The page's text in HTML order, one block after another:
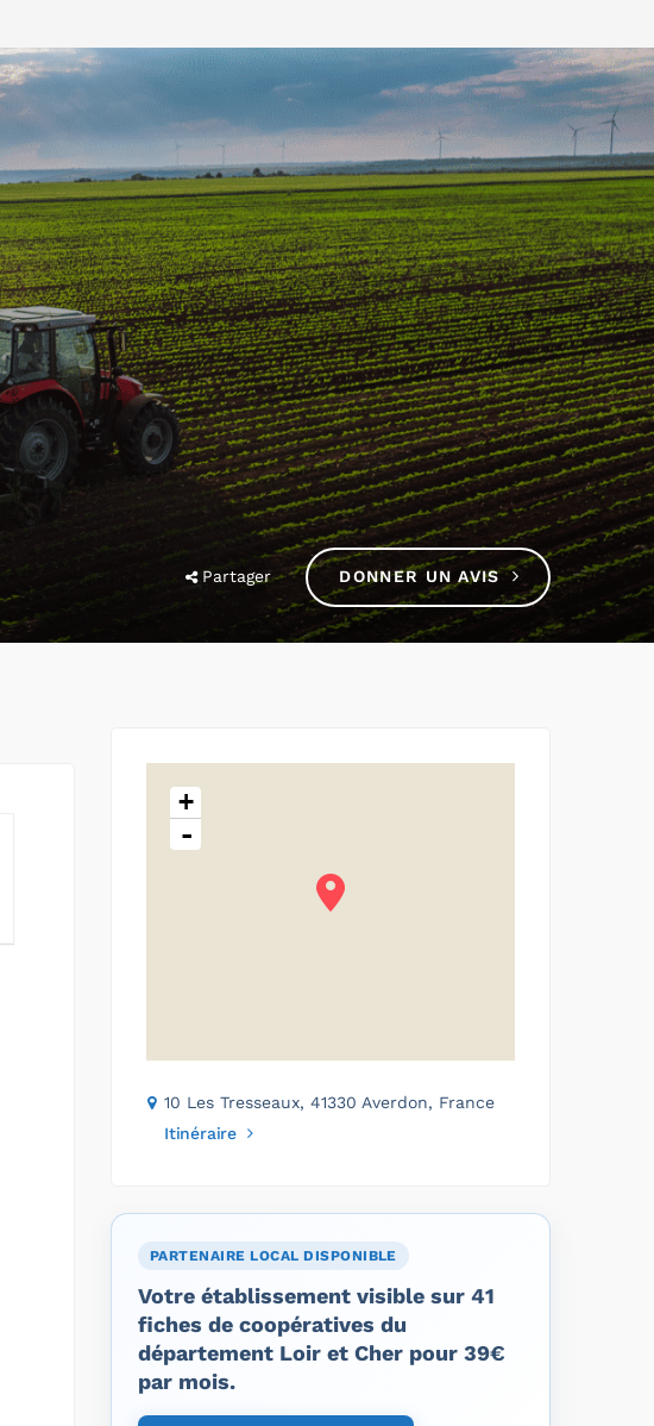
Partager DONNER UN AVIS
+
-
10 Les Tresseaux, 41330 Averdon, France
Itinéraire
PARTENAIRE LOCAL DISPONIBLE
Votre établissement visible sur 41
fiches de coopératives du
département Loir et Cher pour 39€
par mois.